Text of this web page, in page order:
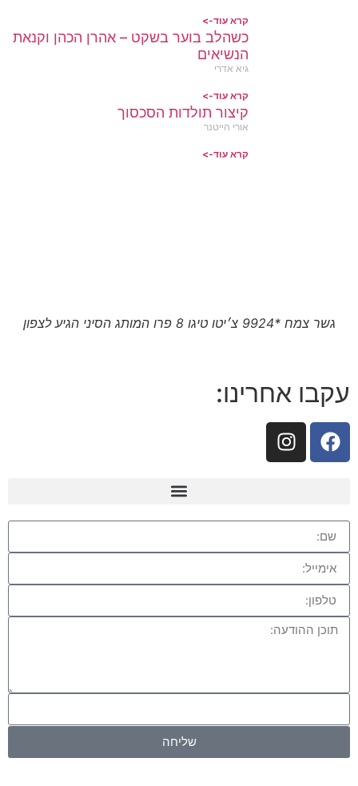
קרא עוד->
כשהלב בוער בשקט – אהרן הכהן וקנאת
הנשיאים
גיא אדרי
קרא עוד->
קיצור תולדות הסכסוך
אורי הייטנר
קרא עוד->
גשר צמח *9924 צ׳יטו טיגו 8 פרו המותג הסיני הגיע לצפון
עקבו אחרינו:
שליחה